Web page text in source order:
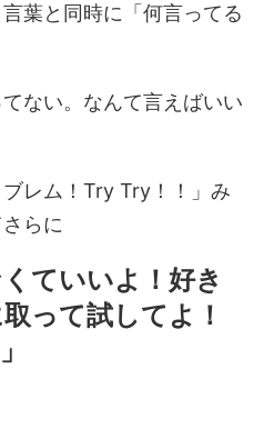
葉と同時に「何言ってる
ない。なんて言えばいい
レム！Try Try！！」み
らに
ていいよ！好き
って試してよ！